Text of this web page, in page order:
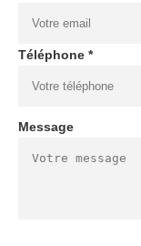
Téléphone *
Message